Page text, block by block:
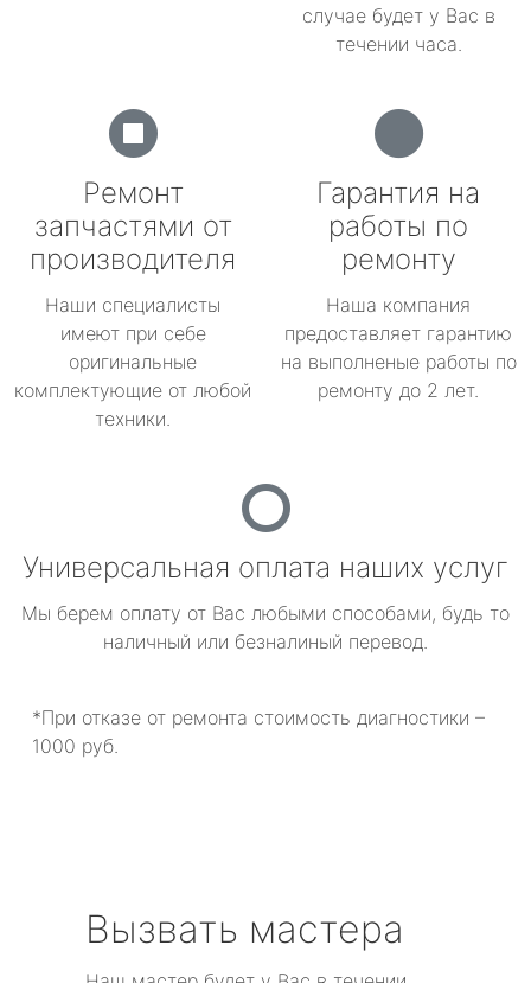
случае будет у Вас в
течении часа.
Ремонт
запчастями от
производителя
Наши специалисты
имеют при себе
оригинальные
комплектующие от любой
техники.
Гарантия на
работы по
ремонту
Наша компания
предоставляет гарантию
на выполненые работы по
ремонту до 2 лет.
Универсальная оплата наших услуг
Мы берем оплату от Вас любыми способами, будь то
наличный или безналиный перевод.
*При отказе от ремонта стоимость диагностики –
1000 руб.
Вызвать мастера